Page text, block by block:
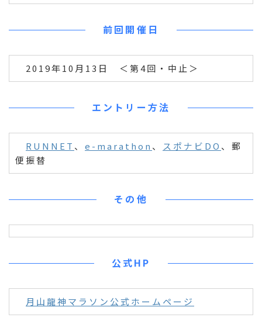
前回開催日
2019年10月13日 ＜第4回・中止＞
エントリー方法
RUNNET 、 e-marathon 、 スポナビDO 、郵
便振替
その他
公式HP
月山龍神マラソン公式ホームページ